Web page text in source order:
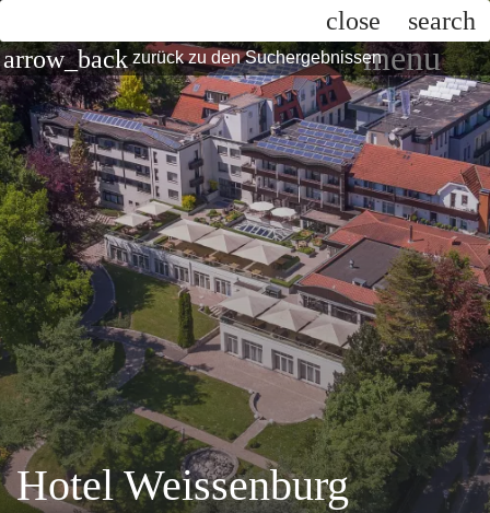
close
search
arrow_back zurück zu den Suchergebnissenmenu
Hotel Weissenburg